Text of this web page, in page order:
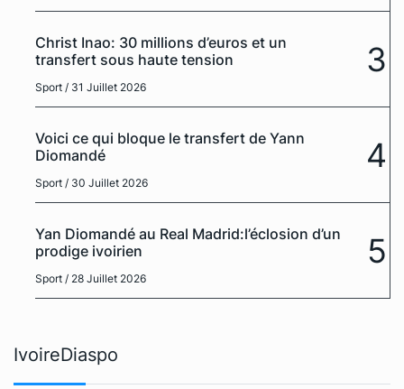
Christ Inao: 30 millions d’euros et un
transfert sous haute tension
Sport / 31 Juillet 2026
3
Voici ce qui bloque le transfert de Yann
Diomandé
Sport / 30 Juillet 2026
4
Yan Diomandé au Real Madrid:l’éclosion d’un
prodige ivoirien
Sport / 28 Juillet 2026
5
IvoireDiaspo